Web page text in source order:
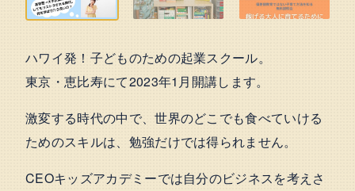
ハワイ発！子どものための起業スクール。
東京・恵比寿にて2023年1月開講します。
激変する時代の中で、世界のどこでも食べていける
ためのスキルは、勉強だけでは得られません。
CEOキッズアカデミーでは自分のビジネスを考えさ